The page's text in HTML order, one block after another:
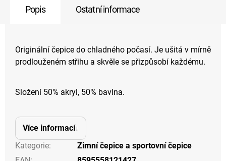
Popis Ostatní informace
Originální čepice do chladného počasí. Je ušitá v mírně
prodlouženém střihu a skvěle se přizpůsobí každému.
Složení 50% akryl, 50% bavlna.
Více informací
Kategorie:
Zimní čepice a sportovní čepice